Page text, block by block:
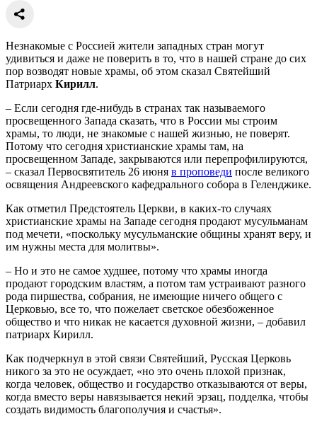
Незнакомые с Россией жители западных стран могут
удивиться и даже не поверить в то, что в нашей стране до сих
пор возводят новые храмы, об этом сказал Святейший
Патриарх Кирилл.
– Если сегодня где-нибудь в странах так называемого
просвещенного Запада сказать, что в России мы строим
храмы, то люди, не знакомые с нашей жизнью, не поверят.
Потому что сегодня христианские храмы там, на
просвещенном Западе, закрываются или перепрофилируются,
– сказал Первосвятитель 26 июня в проповеди после великого
освящения Андреевского кафедрального собора в Геленджике.
Как отметил Предстоятель Церкви, в каких-то случаях
христианские храмы на Западе сегодня продают мусульманам
под мечети, «поскольку мусульманские общины хранят веру, и
им нужны места для молитвы».
– Но и это не самое худшее, потому что храмы иногда
продают городским властям, а потом там устраивают разного
рода пиршества, собрания, не имеющие ничего общего с
Церковью, все то, что пожелает светское обезбоженное
общество и что никак не касается духовной жизни, – добавил
патриарх Кирилл.
Как подчеркнул в этой связи Святейший, Русская Церковь
никого за это не осуждает, «но это очень плохой признак,
когда человек, общество и государство отказываются от веры,
когда вместо веры навязывается некий эрзац, подделка, чтобы
создать видимость благополучия и счастья».